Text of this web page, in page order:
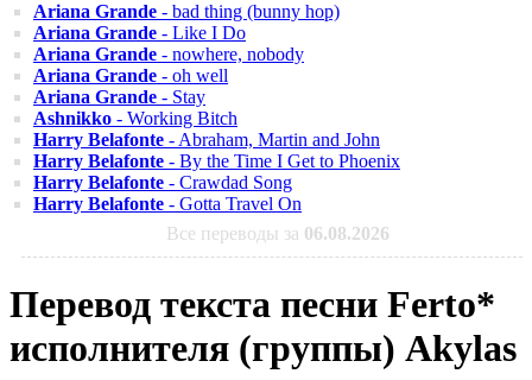
Ariana Grande - bad thing (bunny hop)
Ariana Grande - Like I Do
Ariana Grande - nowhere, nobody
Ariana Grande - oh well
Ariana Grande - Stay
Ashnikko - Working Bitch
Harry Belafonte - Abraham, Martin and John
Harry Belafonte - By the Time I Get to Phoenix
Harry Belafonte - Crawdad Song
Harry Belafonte - Gotta Travel On
Все переводы за 06.08.2026
Перевод текста песни Ferto*
исполнителя (группы) Akylas